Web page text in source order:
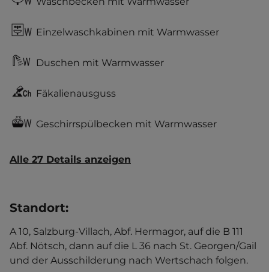
Einzelwaschkabinen mit Warmwasser
Duschen mit Warmwasser
Fäkalienausguss
Geschirrspülbecken mit Warmwasser
Alle 27 Details anzeigen
Standort:
A 10, Salzburg-Villach, Abf. Hermagor, auf die B 111
Abf. Nötsch, dann auf die L 36 nach St. Georgen/Gail
und der Ausschilderung nach Wertschach folgen.